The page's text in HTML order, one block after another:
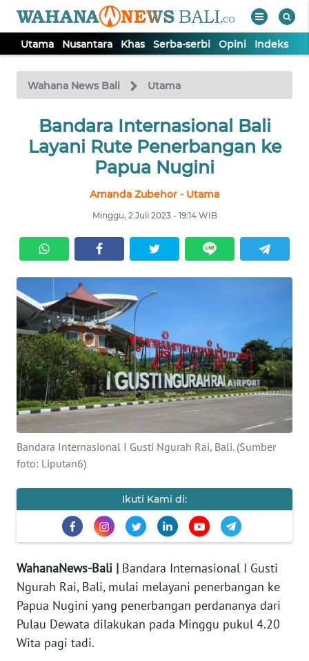
Utama Nusantara Khas Serba-serbi Opini Indeks
Wahana News Bali Utama
Bandara Internasional Bali
Layani Rute Penerbangan ke
Papua Nugini
Amanda Zubehor - Utama
Minggu, 2 Juli 2023 - 19:14 WIB
Bandara Internasional I Gusti Ngurah Rai, Bali. (Sumber
foto: Liputan6)
Ikuti Kami di:
WahanaNews-Bali | Bandara Internasional I Gusti
Ngurah Rai, Bali, mulai melayani penerbangan ke
Papua Nugini yang penerbangan perdananya dari
Pulau Dewata dilakukan pada Minggu pukul 4.20
Wita pagi tadi.
TV
Tutup
UTAMA
SERBA-
SERBI
OPINI
Informasi
INDEKS
BERITA
KONTAK
INFO
TENTANG
PEDOMAN
MEDIA
SIBER
REDAKSI